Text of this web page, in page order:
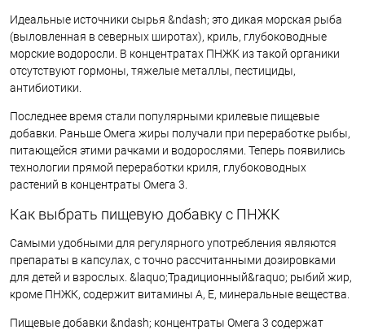
Идеальные источники сырья &ndash; это дикая морская рыба
(выловленная в северных широтах), криль, глубоководные
морские водоросли. В концентратах ПНЖК из такой органики
отсутствуют гормоны, тяжелые металлы, пестициды,
антибиотики.
Последнее время стали популярными крилевые пищевые
добавки. Раньше Омега жиры получали при переработке рыбы,
питающейся этими рачками и водорослями. Теперь появились
технологии прямой переработки криля, глубоководных
растений в концентраты Омега 3.
Как выбрать пищевую добавку с ПНЖК
Самыми удобными для регулярного употребления являются
препараты в капсулах, с точно рассчитанными дозировками
для детей и взрослых. &laquo;Традиционный&raquo; рыбий жир,
кроме ПНЖК, содержит витамины А, Е, минеральные вещества.
Пищевые добавки &ndash; концентраты Омега 3 содержат